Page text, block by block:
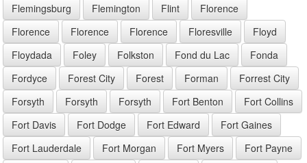
Flemingsburg
Flemington Flint
Florence
Florence
Florence Florence Floresville
Floyd
Floydada
Foley Folkston Fond du Lac
Fonda
Fordyce
Forest City Forest Forman
Forrest City
Forsyth
Forsyth Forsyth Fort Benton
Fort Collins
Fort Davis
Fort Dodge Fort Edward
Fort Gaines
Fort Lauderdale
Fort Morgan Fort Myers
Fort Payne